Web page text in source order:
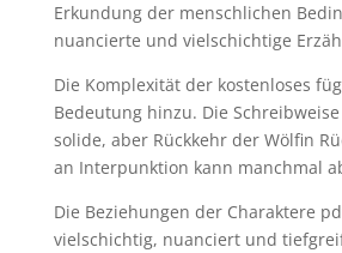
Erkundung der menschlichen
nuancierte und vielschichtige
Die Komplexität der kostenloses
Bedeutung hinzu. Die
solide, aber Rückkehr der Wölfin
an Interpunktion kann manchmal
Die Beziehungen der Charaktere
vielschichtig, nuanciert und